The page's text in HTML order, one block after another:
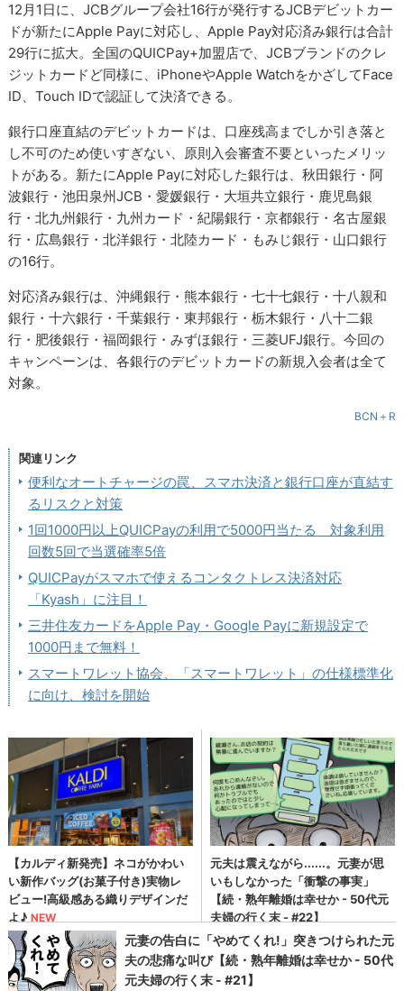
12月1日に、JCBグループ会社16行が発行するJCBデビットカー
ドが新たにApple Payに対応し、Apple Pay対応済み銀行は合計
29行に拡大。全国のQUICPay+加盟店で、JCBブランドのクレ
ジットカードど同様に、iPhoneやApple WatchをかざしてFace
ID、Touch IDで認証して決済できる。
銀行口座直結のデビットカードは、口座残高までしか引き落と
し不可のため使いすぎない、原則入会審査不要といったメリッ
トがある。新たにApple Payに対応した銀行は、秋田銀行・阿
波銀行・池田泉州JCB・愛媛銀行・大垣共立銀行・鹿児島銀
行・北九州銀行・九州カード・紀陽銀行・京都銀行・名古屋銀
行・広島銀行・北洋銀行・北陸カード・もみじ銀行・山口銀行
の16行。
対応済み銀行は、沖縄銀行・熊本銀行・七十七銀行・十八親和
銀行・十六銀行・千葉銀行・東邦銀行・栃木銀行・八十二銀
行・肥後銀行・福岡銀行・みずほ銀行・三菱UFJ銀行。今回の
キャンペーンは、各銀行のデビットカードの新規入会者は全て
対象。
BCN＋R
関連リンク
便利なオートチャージの罠、スマホ決済と銀行口座が直結す
るリスクと対策
1回1000円以上QUICPayの利用で5000円当たる 対象利用
回数5回で当選確率5倍
QUICPayがスマホで使えるコンタクトレス決済対応
「Kyash」に注目！
三井住友カードをApple Pay・Google Payに新規設定で
1000円まで無料！
スマートワレット協会、「スマートワレット」の仕様標準化
に向け、検討を開始